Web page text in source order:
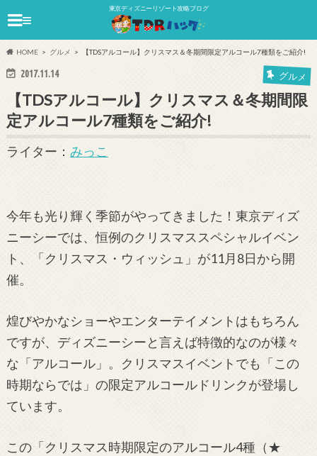
東京ディズニーリゾート攻略ブログ
≡
HOME グルメ 【TDSアルコール】クリスマス＆冬期間限定アルコール7種類をご紹介!
2017.11.14 グルメ
【TDSアルコール】クリスマス＆冬期間限
定アルコール7種類をご紹介!
ライター： みっこ
今年も光り輝く季節がやってきました！東京ディズ
ニーシーでは、恒例のクリスマススペシャルイベン
ト、「クリスマス・ウィッシュ」が11月8日から開
催。
煌びやかなショーやエンターテイメントはもちろん
ですが、ディズニーシーと言えば特徴的なのが様々
な「アルコール」。クリスマスイベントでも「この
時期ならでは」の限定アルコールドリンクが登場し
ています。
この「クリスマス時期限定のアルコール4種（★